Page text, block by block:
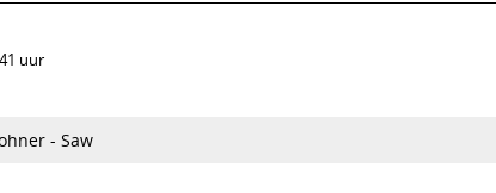
uur
- Saw